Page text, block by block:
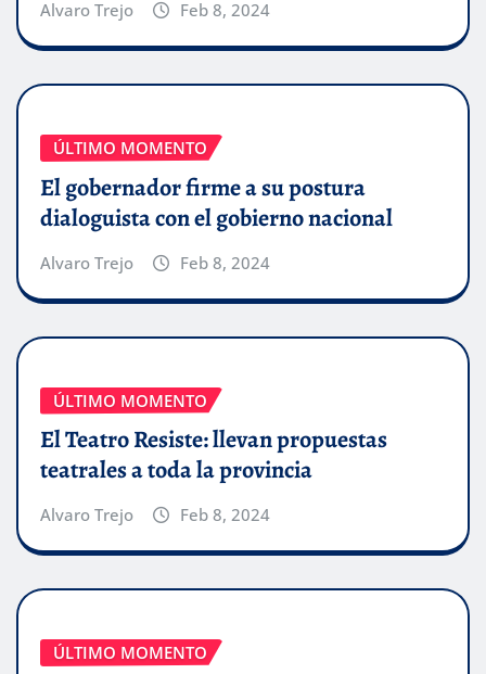
Alvaro Trejo Feb 8, 2024
ÚLTIMO MOMENTO
El gobernador firme a su postura
dialoguista con el gobierno nacional
Alvaro Trejo Feb 8, 2024
ÚLTIMO MOMENTO
El Teatro Resiste: llevan propuestas
teatrales a toda la provincia
Alvaro Trejo Feb 8, 2024
ÚLTIMO MOMENTO